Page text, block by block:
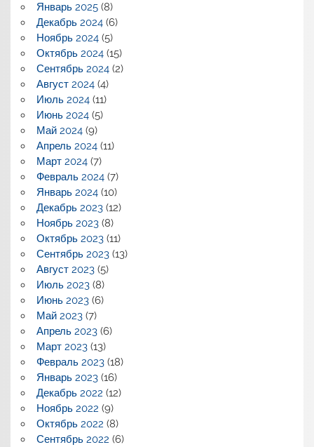
Январь 2025(8)
Декабрь 2024(6)
Ноябрь 2024(5)
Октябрь 2024(15)
Сентябрь 2024(2)
Август 2024(4)
Июль 2024(11)
Июнь 2024(5)
Май 2024(9)
Апрель 2024(11)
Март 2024(7)
Февраль 2024(7)
Январь 2024(10)
Декабрь 2023(12)
Ноябрь 2023(8)
Октябрь 2023(11)
Сентябрь 2023(13)
Август 2023(5)
Июль 2023(8)
Июнь 2023(6)
Май 2023(7)
Апрель 2023(6)
Март 2023(13)
Февраль 2023(18)
Январь 2023(16)
Декабрь 2022 (12)
Ноябрь 2022 (9)
Октябрь 2022 (8)
Сентябрь 2022 (6)